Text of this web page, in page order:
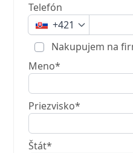
Telefón
+421
Nakupujem na
Meno*
Priezvisko*
Štát*